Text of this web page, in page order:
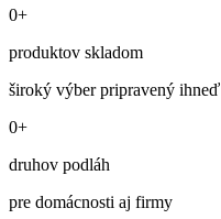
0+
produktov skladom
široký výber pripravený ihneď
0+
druhov podláh
pre domácnosti aj firmy